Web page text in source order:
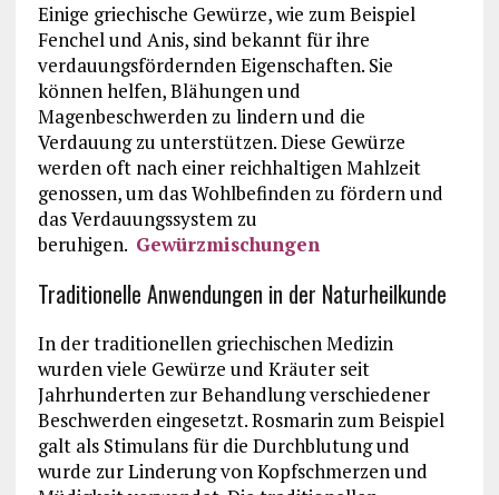
Einige griechische Gewürze, wie zum Beispiel
Fenchel und Anis, sind bekannt für ihre
verdauungsfördernden Eigenschaften. Sie
können helfen, Blähungen und
Magenbeschwerden zu lindern und die
Verdauung zu unterstützen. Diese Gewürze
werden oft nach einer reichhaltigen Mahlzeit
genossen, um das Wohlbefinden zu fördern und
das Verdauungssystem zu
beruhigen. Gewürzmischungen
Traditionelle Anwendungen in der Naturheilkunde
In der traditionellen griechischen Medizin
wurden viele Gewürze und Kräuter seit
Jahrhunderten zur Behandlung verschiedener
Beschwerden eingesetzt. Rosmarin zum Beispiel
galt als Stimulans für die Durchblutung und
wurde zur Linderung von Kopfschmerzen und